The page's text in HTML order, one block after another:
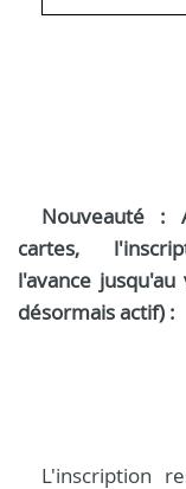
Nouveauté :
cartes,
l'avance
désormais actif) :
L'inscription